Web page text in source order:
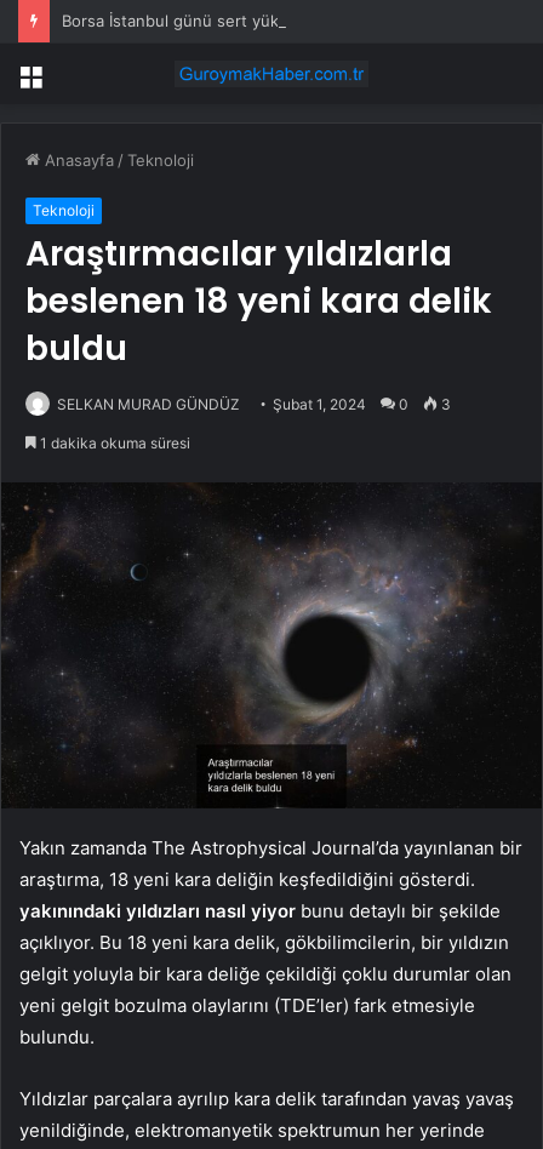
Borsa İstanbul günü sert yükselişle kapattı
Menü
Anasayfa /Teknoloji
Teknoloji
Araştırmacılar yıldızlarla
beslenen 18 yeni kara delik
buldu
SELKAN MURAD GÜNDÜZ Şubat 1, 2024 0 3
1 dakika okuma süresi
Yakın zamanda The Astrophysical Journal’da yayınlanan bir
araştırma, 18 yeni kara deliğin keşfedildiğini gösterdi.
yakınındaki yıldızları nasıl yiyor bunu detaylı bir şekilde
açıklıyor. Bu 18 yeni kara delik, gökbilimcilerin, bir yıldızın
gelgit yoluyla bir kara deliğe çekildiği çoklu durumlar olan
yeni gelgit bozulma olaylarını (TDE’ler) fark etmesiyle
bulundu.
Yıldızlar parçalara ayrılıp kara delik tarafından yavaş yavaş
yenildiğinde, elektromanyetik spektrumun her yerinde